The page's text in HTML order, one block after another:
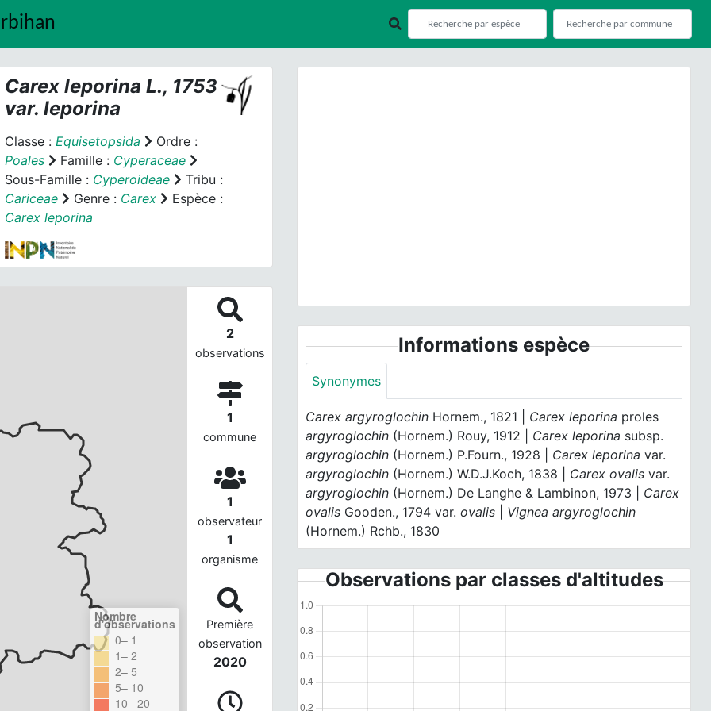
Carex leporina L., 1753
var. leporina
Classe : Equisetopsida
Ordre :
Poales
Famille : Cyperaceae
Sous-Famille : Cyperoideae
Tribu :
Cariceae
Genre : Carex
Espèce :
Carex leporina
Nombre
d'observations
0– 1
1– 2
2– 5
5– 10
10– 20
2
observations
1
commune
1
observateur
1
organisme
Première
observation
2020
Informations espèce
Synonymes
Carex argyroglochin Hornem., 1821 | Carex leporina proles
argyroglochin (Hornem.) Rouy, 1912 | Carex leporina subsp.
argyroglochin (Hornem.) P.Fourn., 1928 | Carex leporinavar.
argyroglochin (Hornem.) W.D.J.Koch, 1838 | Carex ovalisvar.
argyroglochin (Hornem.) De Langhe & Lambinon, 1973 | Carex
ovalis Gooden., 1794 var. ovalis
Vignea argyroglochin
(Hornem.) Rchb., 1830
Observations par classes d'altitudes